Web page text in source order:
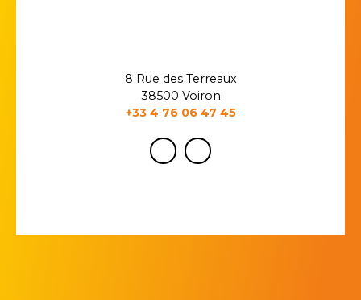
8 Rue des Terreaux
38500 Voiron
+33 4 76 06 47 45